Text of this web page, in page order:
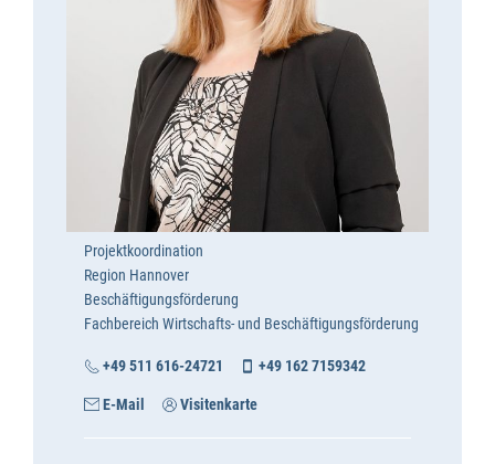
Projektkoordination
Region Hannover
Beschäftigungsförderung
Fachbereich Wirtschafts- und Beschäftigungsförderung
+49 511 616-24721 +49 162 7159342
E-Mail Visitenkarte